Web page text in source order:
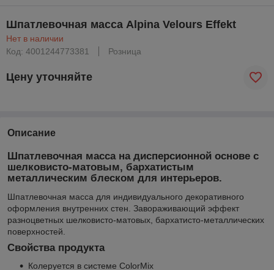
Шпатлевочная масса Alpina Velours Effekt
Нет в наличии
Код: 4001244773381
Розница
Цену уточняйте
Описание
Шпатлевочная масса на дисперсионной основе с
шелковисто-матовым, бархатистым
металлическим блеском для интерьеров.
Шпатлевочная масса для индивидуального декоративного
оформления внутренних стен. Завораживающий эффект
разноцветных шелковисто-матовых, бархатисто-металлических
поверхностей.
Свойства продукта
Колеруется в системе ColorMix